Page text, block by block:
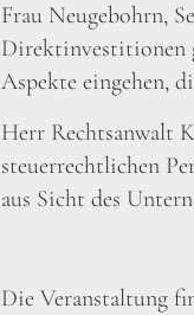
Frau Neugebohrn,
Direktinvestitionen
Aspekte eingehen,
Herr Rechtsanwalt
steuerrechtlichen
aus Sicht des
Die Veranstaltung